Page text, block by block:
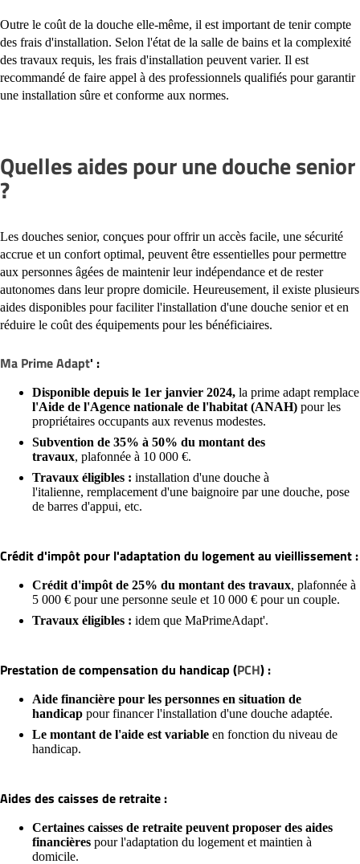
Outre le coût de la douche elle-même, il est important de tenir compte
des frais d'installation. Selon l'état de la salle de bains et la complexité
des travaux requis, les frais d'installation peuvent varier. Il est
recommandé de faire appel à des professionnels qualifiés pour garantir
une installation sûre et conforme aux normes.
Quelles aides pour une douche senior
?
Les douches senior, conçues pour offrir un accès facile, une sécurité
accrue et un confort optimal, peuvent être essentielles pour permettre
aux personnes âgées de maintenir leur indépendance et de rester
autonomes dans leur propre domicile. Heureusement, il existe plusieurs
aides disponibles pour faciliter l'installation d'une douche senior et en
réduire le coût des équipements pour les bénéficiaires.
Ma Prime Adapt' :
Disponible depuis le 1er janvier 2024, la prime adapt remplace
l'Aide de l'Agence nationale de l'habitat (ANAH) pour les
propriétaires occupants aux revenus modestes.
Subvention de 35% à 50% du montant des
travaux, plafonnée à 10 000 €.
Travaux éligibles : installation d'une douche à
l'italienne, remplacement d'une baignoire par une douche, pose
de barres d'appui, etc.
Crédit d'impôt pour l'adaptation du logement au vieillissement :
Crédit d'impôt de 25% du montant des travaux, plafonnée à
5 000 € pour une personne seule et 10 000 € pour un couple.
Travaux éligibles : idem que MaPrimeAdapt'.
Prestation de compensation du handicap (PCH) :
Aide financière pour les personnes en situation de
handicap pour financer l'installation d'une douche adaptée.
Le montant de l'aide est variable en fonction du niveau de
handicap.
Aides des caisses de retraite :
Certaines caisses de retraite peuvent proposer des aides
financières pour l'adaptation du logement et maintien à
domicile.